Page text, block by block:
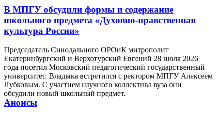
В МПГУ обсудили формы и содержание
школьного предмета «Духовно-нравственная
культура России»
Председатель Синодального ОРОиК митрополит
Екатеринбургский и Верхотурский Евгений 28 июля 2026
года посетил Московский педагогический государственный
университет. Владыка встретился с ректором МПГУ Алексеем
Лубковым. С участием научного коллектива вуза они
обсудили новый школьный предмет.
Анонсы